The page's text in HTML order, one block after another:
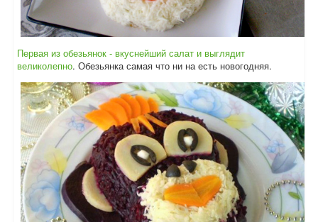
Первая из обезьянок - вкуснейший салат и выглядит
великолепно. Обезьянка самая что ни на есть новогодняя.